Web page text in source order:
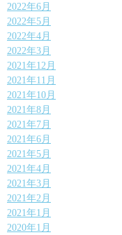
2022年6月
2022年5月
2022年4月
2022年3月
2021年12月
2021年11月
2021年10月
2021年8月
2021年7月
2021年6月
2021年5月
2021年4月
2021年3月
2021年2月
2021年1月
2020年1月